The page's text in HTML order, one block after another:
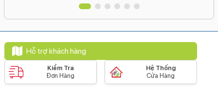
Hỗ trợ khách hàng
Kiểm Tra
Đơn Hàng
Hệ Thống
Cửa Hàng